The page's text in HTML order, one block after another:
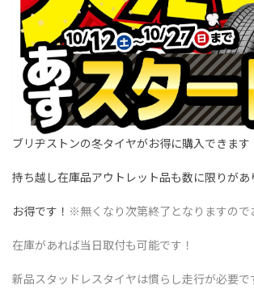
ブリヂストンの冬タイヤがお得に購入できます
持ち越し在庫品アウトレット品も数に限りがあ
お得です！ ※無くなり次第終了となりますので
在庫があれば当日取付も可能です！
新品スタッドレスタイヤは慣らし走行が必要で